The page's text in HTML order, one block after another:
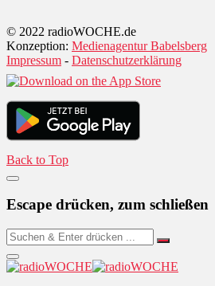
© 2022 radioWOCHE.de
Konzeption: Medienagentur Babelsberg
Impressum - Datenschutzerklärung
Back to Top
Escape drücken, zum schließen